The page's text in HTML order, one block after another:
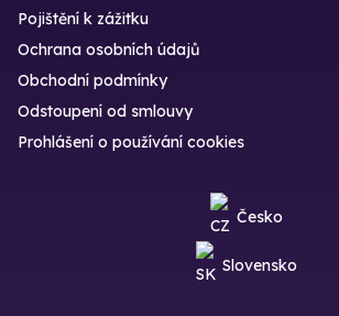
Pojištění k zážitku
Ochrana osobních údajů
Obchodní podmínky
Odstoupení od smlouvy
Prohlášení o používání cookies
Česko
Slovensko